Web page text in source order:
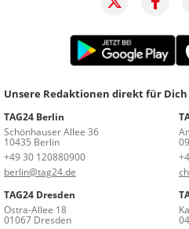
Unsere Redaktionen direkt für
TAG24 Berlin
Schönhauser Allee 36
10435 Berlin
+49 30 120880900
berlin@tag24.de
TAG24 Dresden
Ostra-Allee 18
01067 Dresden